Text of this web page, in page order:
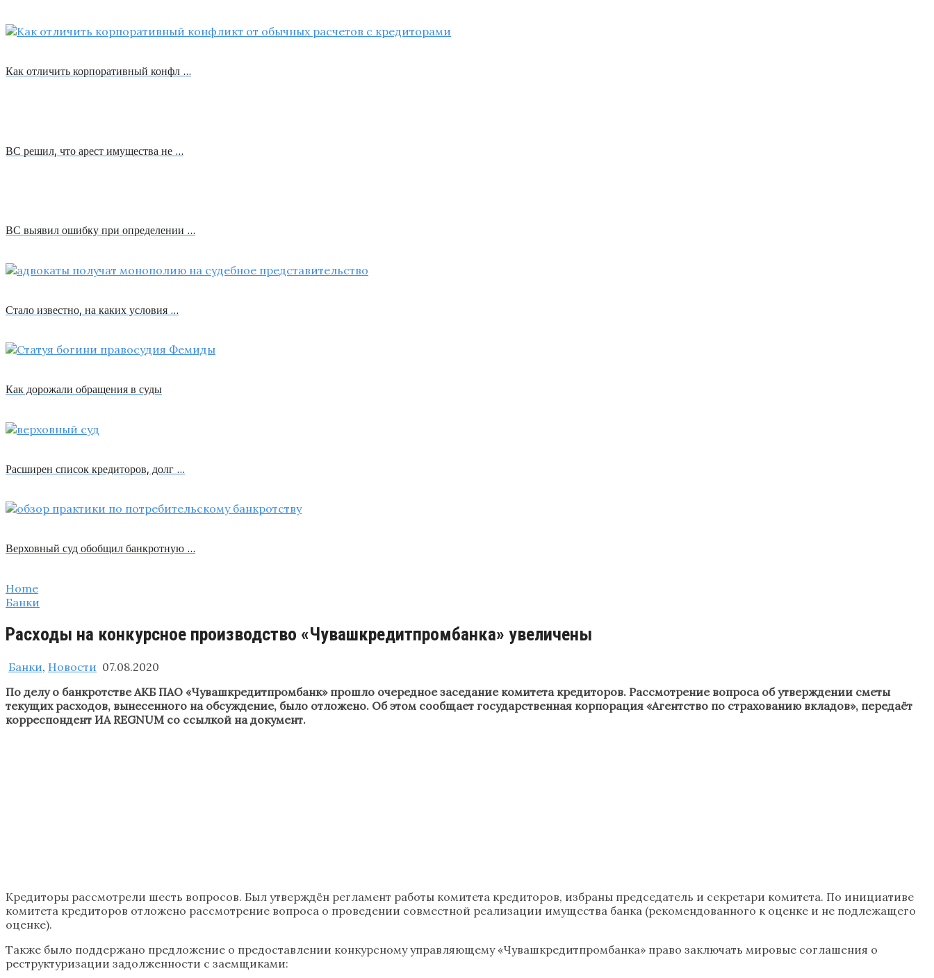
Как отличить корпоративный конфл …
ВС решил, что арест имущества не …
ВС выявил ошибку при определении …
Стало известно, на каких условия …
Как дорожали обращения в суды
Расширен список кредиторов, долг …
Верховный суд обобщил банкротную …
Home
Банки
Расходы на конкурсное производство «Чувашкредитпромбанка» увеличены
Банки, Новости 07.08.2020
По делу о банкротстве АКБ ПАО «Чувашкредитпромбанк» прошло очередное заседание комитета кредиторов. Рассмотрение вопроса об утверждении сметы
текущих расходов, вынесенного на обсуждение, было отложено. Об этом сообщает государственная корпорация «Агентство по страхованию вкладов», передаёт
корреспондент ИА REGNUM со ссылкой на документ.
Кредиторы рассмотрели шесть вопросов. Был утверждён регламент работы комитета кредиторов, избраны председатель и секретари комитета. По инициативе
комитета кредиторов отложено рассмотрение вопроса о проведении совместной реализации имущества банка (рекомендованного к оценке и не подлежащего
оценке).
Также было поддержано предложение о предоставлении конкурсному управляющему «Чувашкредитпромбанка» право заключать мировые соглашения о
реструктуризации задолженности с заемщиками: